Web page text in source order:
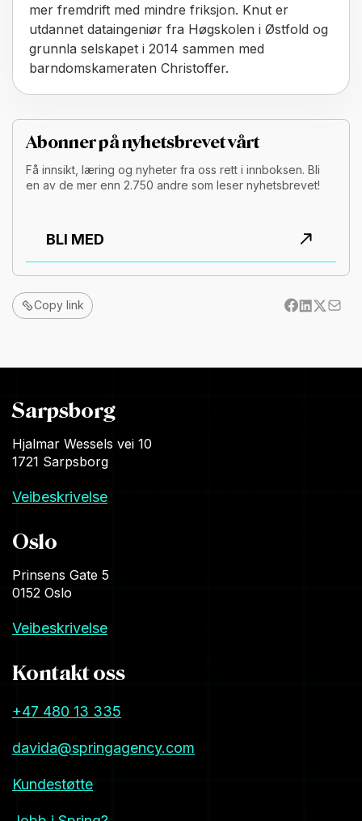
mer fremdrift med mindre friksjon. Knut er
utdannet dataingeniør fra Høgskolen i Østfold og
grunnla selskapet i 2014 sammen med
barndomskameraten Christoffer.
Abonner på nyhetsbrevet vårt
Få innsikt, læring og nyheter fra oss rett i innboksen. Bli
en av de mer enn 2.750 andre som leser nyhetsbrevet!
BLI MED
Copy link
Sarpsborg
Hjalmar Wessels vei 10
1721 Sarpsborg
Veibeskrivelse
Oslo
Prinsens Gate 5
0152 Oslo
Veibeskrivelse
Kontakt oss
+47 480 13 335
davida@springagency.com
Kundestøtte